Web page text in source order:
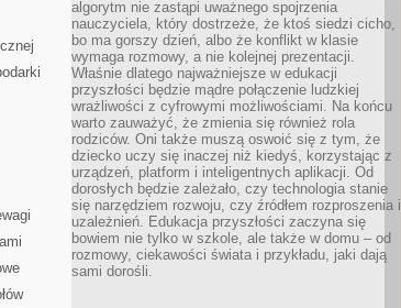
algorytm nie zastąpi uważnego spojrzenia
nauczyciela, który dostrzeże, że ktoś siedzi cicho,
bo ma gorszy dzień, albo że konflikt w klasie
wymaga rozmowy, a nie kolejnej prezentacji.
Właśnie dlatego najważniejsze w edukacji
przyszłości będzie mądre połączenie ludzkiej
wrażliwości z cyfrowymi możliwościami. Na końcu
warto zauważyć, że zmienia się również rola
rodziców. Oni także muszą oswoić się z tym, że
dziecko uczy się inaczej niż kiedyś, korzystając z
urządzeń, platform i inteligentnych aplikacji. Od
dorosłych będzie zależało, czy technologia stanie
się narzędziem rozwoju, czy źródłem rozproszenia i
uzależnień. Edukacja przyszłości zaczyna się
bowiem nie tylko w szkole, ale także w domu – od
rozmowy, ciekawości świata i przykładu, jaki dają
sami dorośli.